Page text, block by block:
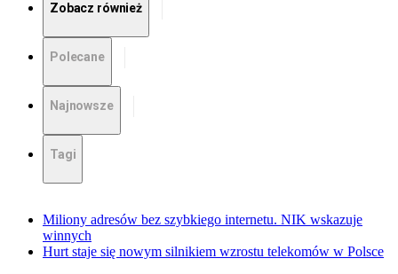
Zobacz również
Polecane
Najnowsze
Tagi
Miliony adresów bez szybkiego internetu. NIK wskazuje
winnych
Hurt staje się nowym silnikiem wzrostu telekomów w Polsce